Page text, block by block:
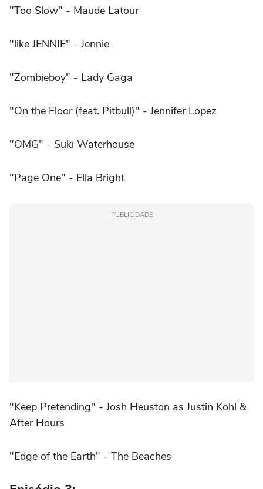
"Too Slow" - Maude Latour
"like JENNIE" - Jennie
"Zombieboy" - Lady Gaga
"On the Floor (feat. Pitbull)" - Jennifer Lopez
"OMG" - Suki Waterhouse
"Page One" - Ella Bright
PUBLICIDADE
"Keep Pretending" - Josh Heuston as Justin Kohl &
After Hours
"Edge of the Earth" - The Beaches